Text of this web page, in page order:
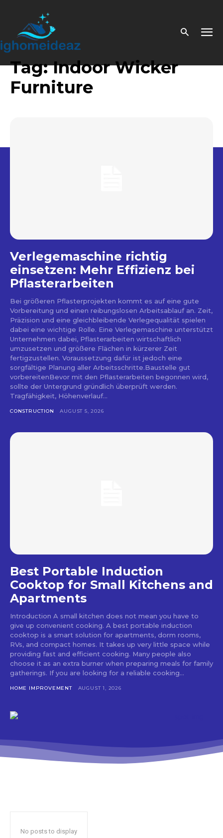
Tag:Indoor Wicker
Furniture
Verlegemaschine richtig
einsetzen: Mehr Effizienz bei
Pflasterarbeiten
Bei größeren Pflasterprojekten kommt es auf eine gute
Vorbereitung und einen reibungslosen Arbeitsablauf an. Zeit,
Präzision und eine gleichbleibende Verlegequalität spielen
dabei eine wichtige Rolle. Eine Verlegemaschine unterstützt
Unternehmen dabei, Pflasterarbeiten wirtschaftlich
umzusetzen und größere Flächen in kürzerer Zeit
fertigzustellen. Voraussetzung dafür ist jedoch eine
sorgfältige Planung aller Arbeitsschritte.Baustelle gut
vorbereitenBevor mit den Pflasterarbeiten begonnen wird,
sollte der Untergrund gründlich überprüft werden.
Tragfähigkeit, Höhenverlauf...
CONSTRUCTION AUGUST 5, 2026
Best Portable Induction
Cooktop for Small Kitchens and
Apartments
Introduction A small kitchen does not mean you have to
give up convenient cooking. A best portable induction
cooktop is a smart solution for apartments, dorm rooms,
RVs, and compact homes. It takes up very little space while
providing fast and efficient cooking. Many people also
choose it as an extra burner when preparing meals for family
gatherings. If you are looking for a reliable cooking...
HOME IMPROVEMENT AUGUST 1, 2026
No posts to display